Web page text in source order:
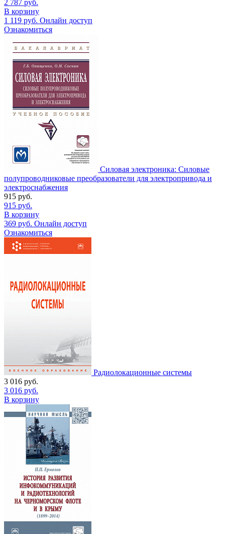
2 787 руб.
В корзину
1 119 руб. Онлайн доступ
Ознакомиться
Силовая электроника: Силовые
полупроводниковые преобразователи для электропривода и
электроснабжения
915 руб.
915 руб.
В корзину
369 руб. Онлайн доступ
Ознакомиться
Радиолокационные системы
3 016 руб.
3 016 руб.
В корзину